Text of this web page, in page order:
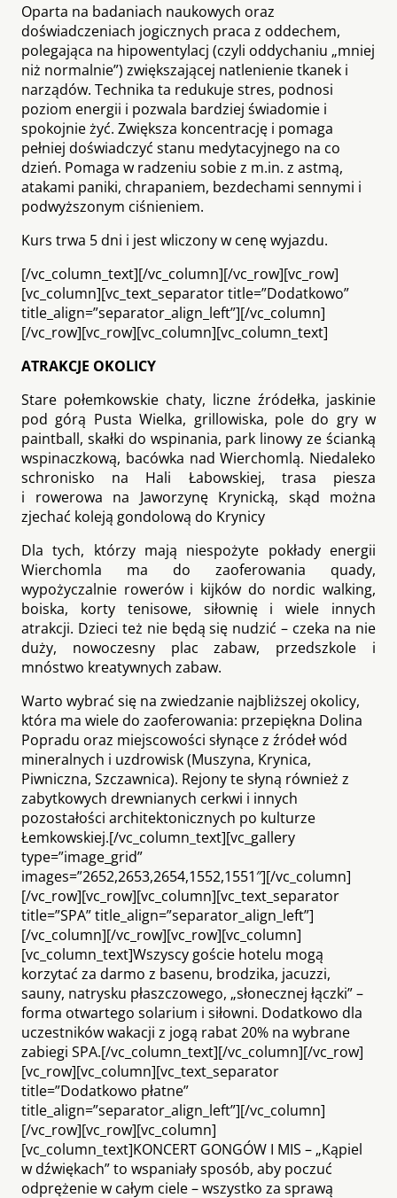
Oparta na badaniach naukowych oraz
doświadczeniach jogicznych praca z oddechem,
polegająca na hipowentylacj (czyli oddychaniu „mniej
niż normalnie”) zwiększającej natlenienie tkanek i
narządów. Technika ta redukuje stres, podnosi
poziom energii i pozwala bardziej świadomie i
spokojnie żyć. Zwiększa koncentrację i pomaga
pełniej doświadczyć stanu medytacyjnego na co
dzień. Pomaga w radzeniu sobie z m.in. z astmą,
atakami paniki, chrapaniem, bezdechami sennymi i
podwyższonym ciśnieniem.
Kurs trwa 5 dni i jest wliczony w cenę wyjazdu.
[/vc_column_text][/vc_column][/vc_row][vc_row]
[vc_column][vc_text_separator title=”Dodatkowo”
title_align=”separator_align_left”][/vc_column]
[/vc_row][vc_row][vc_column][vc_column_text]
ATRAKCJE OKOLICY
Stare połemkowskie chaty, liczne źródełka, jaskinie
pod górą Pusta Wielka, grillowiska, pole do gry w
paintball, skałki do wspinania, park linowy ze ścianką
wspinaczkową, bacówka nad Wierchomlą. Niedaleko
schronisko na Hali Łabowskiej, trasa piesza
i rowerowa na Jaworzynę Krynicką, skąd można
zjechać koleją gondolową do Krynicy
Dla tych, którzy mają niespożyte pokłady energii
Wierchomla ma do zaoferowania quady,
wypożyczalnie rowerów i kijków do nordic walking,
boiska, korty tenisowe, siłownię i wiele innych
atrakcji. Dzieci też nie będą się nudzić – czeka na nie
duży, nowoczesny plac zabaw, przedszkole i
mnóstwo kreatywnych zabaw.
Warto wybrać się na zwiedzanie najbliższej okolicy,
która ma wiele do zaoferowania: przepiękna Dolina
Popradu oraz miejscowości słynące z źródeł wód
mineralnych i uzdrowisk (Muszyna, Krynica,
Piwniczna, Szczawnica). Rejony te słyną również z
zabytkowych drewnianych cerkwi i innych
pozostałości architektonicznych po kulturze
Łemkowskiej.[/vc_column_text][vc_gallery
type=”image_grid”
images=”2652,2653,2654,1552,1551″][/vc_column]
[/vc_row][vc_row][vc_column][vc_text_separator
title=”SPA” title_align=”separator_align_left”]
[/vc_column][/vc_row][vc_row][vc_column]
[vc_column_text]Wszyscy goście hotelu mogą
korzytać za darmo z basenu, brodzika, jacuzzi,
sauny, natrysku płaszczowego, „słonecznej łączki” –
forma otwartego solarium i siłowni. Dodatkowo dla
uczestników wakacji z jogą rabat 20% na wybrane
zabiegi SPA.[/vc_column_text][/vc_column][/vc_row]
[vc_row][vc_column][vc_text_separator
title=”Dodatkowo płatne”
title_align=”separator_align_left”][/vc_column]
[/vc_row][vc_row][vc_column]
[vc_column_text]KONCERT GONGÓW I MIS – „Kąpiel
w dźwiękach” to wspaniały sposób, aby poczuć
odprężenie w całym ciele – wszystko za sprawą